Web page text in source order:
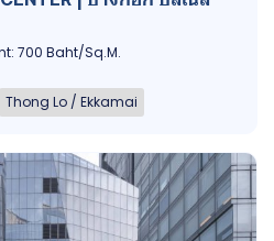
700 Baht/Sq.M.
Thong Lo / Ekkamai